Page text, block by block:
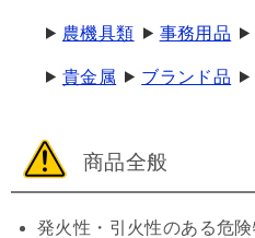
農機具類 事務用品
貴金属 ブランド品
商品全般
発火性・引火性のある危